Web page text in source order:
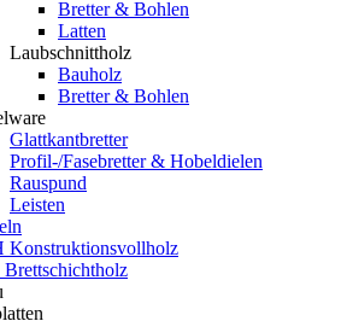
Bretter & Bohlen
Latten
Laubschnittholz
Bauholz
Bretter & Bohlen
Glattkantbretter
Profil-/Fasebretter & Hobeldielen
Rauspund
Leisten
Konstruktionsvollholz